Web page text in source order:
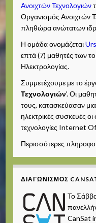
Ανοιχτών Τεχνολογιών
Οργανισμός Ανοιχτών
πληθώρα ανώτατων
Η ομάδα ονομάζεται
επτά (7) μαθητές των
Ηλεκτρολογίας.
Συμμετέχουμε με το
Τεχνολογιών'. Οι
τους, κατασκεύασαν
ηλεκτρικές συσκευές
τεχνολογίες Internet
Περισσότερες
ΔΙΑΓΩΝΙΣΜΌΣ
Το
CanSat